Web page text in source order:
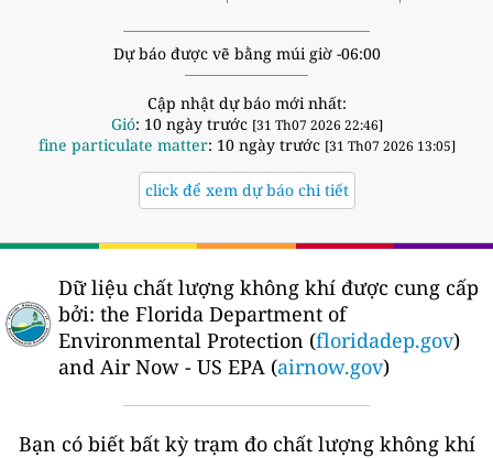
Dự báo được vẽ bằng múi giờ -06:00
Cập nhật dự báo mới nhất:
Gió: 10 ngày trước [31 Th07 2026 22:46]
fine particulate matter: 10 ngày trước [31 Th07 2026 13:05]
click để xem dự báo chi tiết
Dữ liệu chất lượng không khí được cung cấp
bởi: the Florida Department of
Environmental Protection (floridadep.gov)
and Air Now - US EPA (airnow.gov)
Bạn có biết bất kỳ trạm đo chất lượng không khí